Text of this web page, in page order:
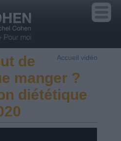
Accueil vidéo
de
manger ?
diététique